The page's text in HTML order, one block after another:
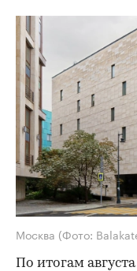
Москва (Фото:
По итогам